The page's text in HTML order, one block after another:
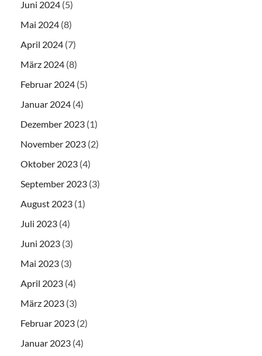
Juni 2024 (5)
Mai 2024 (8)
April 2024 (7)
März 2024 (8)
Februar 2024 (5)
Januar 2024 (4)
Dezember 2023 (1)
November 2023 (2)
Oktober 2023 (4)
September 2023 (3)
August 2023 (1)
Juli 2023 (4)
Juni 2023 (3)
Mai 2023 (3)
April 2023 (4)
März 2023 (3)
Februar 2023 (2)
Januar 2023 (4)